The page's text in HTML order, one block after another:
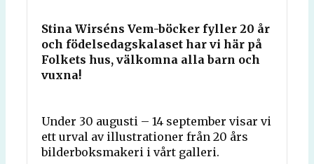
Stina Wirséns Vem-böcker fyller 20 år
och födelsedagskalaset har vi här på
Folkets hus, välkomna alla barn och
vuxna!
Under 30 augusti – 14 september visar vi
ett urval av illustrationer från 20 års
bilderboksmakeri i vårt galleri.